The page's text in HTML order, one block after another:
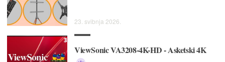
23. svibnja 2026.
ViewSonic VA3208-4K-HD - Asketski 4K